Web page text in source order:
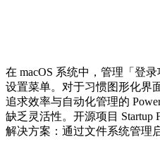
在 macOS 系统中，管理「登
设置菜单。对于习惯图形化界
追求效率与自动化管理的
缺乏灵活性。开源项目 Startup
解决方案：通过文件系统管理